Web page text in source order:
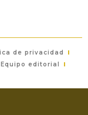
de privacidad
Equipo editorial